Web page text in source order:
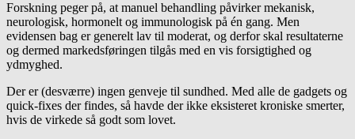
Forskning peger på, at manuel behandling påvirker mekanisk,
neurologisk, hormonelt og immunologisk på én gang. Men
evidensen bag er generelt lav til moderat, og derfor skal resultaterne
og dermed markedsføringen tilgås med en vis forsigtighed og
ydmyghed.
Der er (desværre) ingen genveje til sundhed. Med alle de gadgets og
quick-fixes der findes, så havde der ikke eksisteret kroniske smerter,
hvis de virkede så godt som lovet.